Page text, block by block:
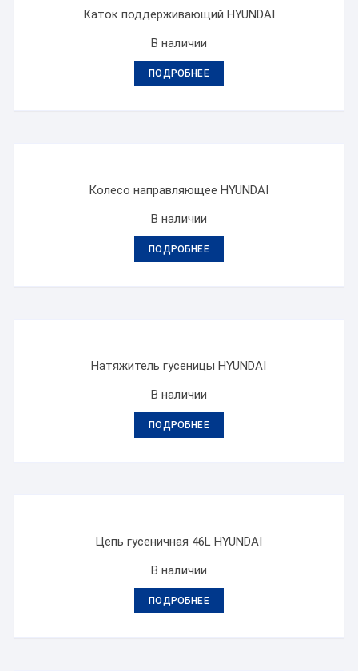
Каток поддерживающий HYUNDAI
В наличии
ПОДРОБНЕЕ
Колесо направляющее HYUNDAI
В наличии
ПОДРОБНЕЕ
Натяжитель гусеницы HYUNDAI
В наличии
ПОДРОБНЕЕ
Цепь гусеничная 46L HYUNDAI
В наличии
ПОДРОБНЕЕ